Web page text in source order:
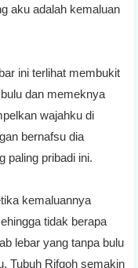
aku adalah kemaluan
ini terlihat membukit
dan memeknya
wajahku di
bernafsu dia
paling pribadi ini.
kemaluannya
tidak berapa
lebar yang tanpa bulu
Tubuh Rifqoh semakin